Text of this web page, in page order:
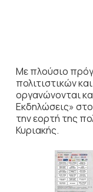
Με πλούσιο
πολιτιστικών
οργανώνονται
Εκδηλώσεις»
την εορτή της
Κυριακής.